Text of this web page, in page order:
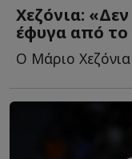
Χεζόνια:
έφυγα από το